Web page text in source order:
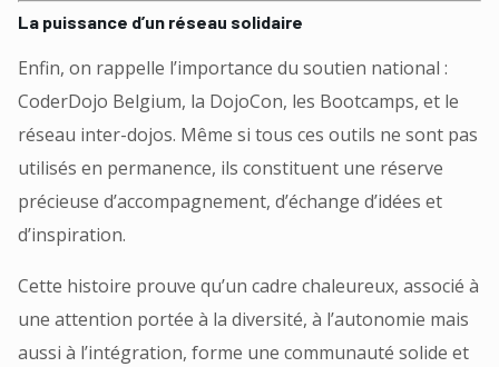
La puissance d’un réseau solidaire
Enfin, on rappelle l’importance du soutien national :
CoderDojo Belgium, la DojoCon, les Bootcamps, et le
réseau inter-dojos. Même si tous ces outils ne sont pas
utilisés en permanence, ils constituent une réserve
précieuse d’accompagnement, d’échange d’idées et
d’inspiration.
Cette histoire prouve qu’un cadre chaleureux, associé à
une attention portée à la diversité, à l’autonomie mais
aussi à l’intégration, forme une communauté solide et